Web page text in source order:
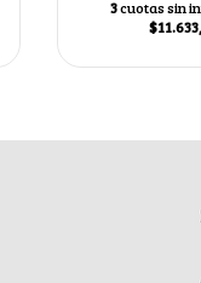
3cuotas sin